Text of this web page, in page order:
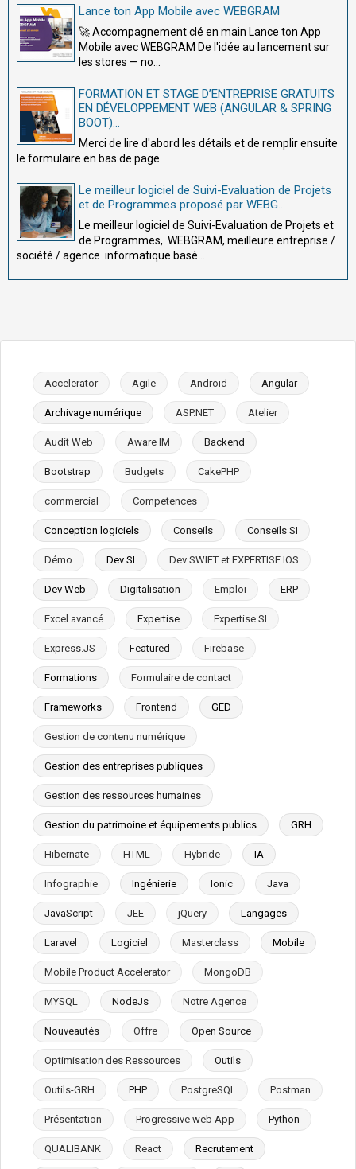
Lance ton App Mobile avec WEBGRAM
🚀 Accompagnement clé en main Lance ton App
Mobile avec WEBGRAM De l'idée au lancement sur
les stores — no...
FORMATION ET STAGE D’ENTREPRISE GRATUITS
EN DÉVELOPPEMENT WEB (ANGULAR & SPRING
BOOT)...
Merci de lire d'abord les détails et de remplir ensuite
le formulaire en bas de page
Le meilleur logiciel de Suivi-Evaluation de Projets
et de Programmes proposé par WEBG...
Le meilleur logiciel de Suivi-Evaluation de Projets et
de Programmes, WEBGRAM, meilleure entreprise /
société / agence informatique basé...
Accelerator Agile Android Angular
Archivage numérique ASP.NET Atelier
Audit Web Aware IM Backend
Bootstrap Budgets CakePHP
commercial Competences
Conception logiciels Conseils Conseils SI
Démo Dev SI Dev SWIFT et EXPERTISE IOS
Dev Web Digitalisation Emploi ERP
Excel avancé Expertise Expertise SI
Express.JS Featured Firebase
Formations Formulaire de contact
Frameworks Frontend GED
Gestion de contenu numérique
Gestion des entreprises publiques
Gestion des ressources humaines
Gestion du patrimoine et équipements publics GRH
Hibernate HTML Hybride IA
Infographie Ingénierie Ionic Java
JavaScript JEE jQuery Langages
Laravel Logiciel Masterclass Mobile
Mobile Product Accelerator MongoDB
MYSQL NodeJs Notre Agence
Nouveautés Offre Open Source
Optimisation des Ressources Outils
Outils-GRH PHP PostgreSQL Postman
Présentation Progressive web App Python
QUALIBANK React Recrutement